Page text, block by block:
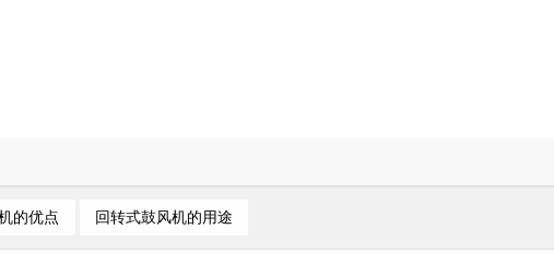
的优点 回转式鼓风机的用途